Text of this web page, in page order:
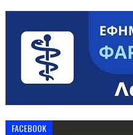
FACEBOOK